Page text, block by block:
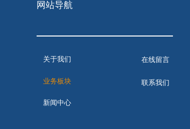
网站导航
在线留言
关于我们
业务板块
新闻中心
联系我们